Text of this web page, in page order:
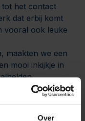
Over
tot het contact
dat erbij komt
vooral ook leuke
maakten we een
mooi inkijkje in